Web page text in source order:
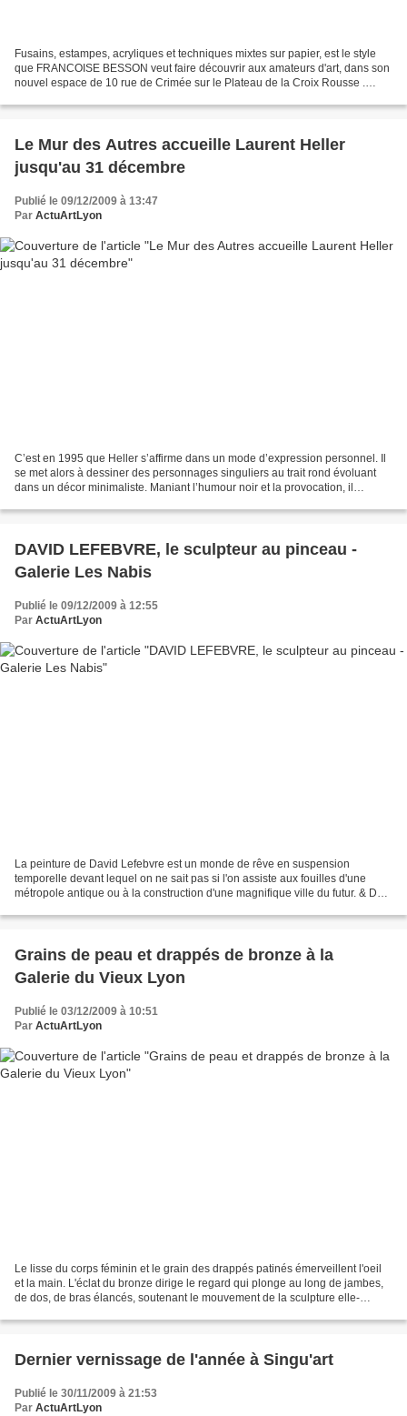
Fusains, estampes, acryliques et techniques mixtes sur papier, est le style
que FRANCOISE BESSON veut faire découvrir aux amateurs d'art, dans son
nouvel espace de 10 rue de Crimée sur le Plateau de la Croix Rousse .
Le Mur des Autres accueille Laurent Heller
jusqu'au 31 décembre
Publié le 09/12/2009 à 13:47
Par ActuArtLyon
C’est en 1995 que Heller s’affirme dans un mode d’expression personnel. Il
se met alors à dessiner des personnages singuliers au trait rond évoluant
dans un décor minimaliste. Maniant l’humour noir et la provocation, il
DAVID LEFEBVRE, le sculpteur au pinceau -
Galerie Les Nabis
Publié le 09/12/2009 à 12:55
Par ActuArtLyon
La peinture de David Lefebvre est un monde de rêve en suspension
temporelle devant lequel on ne sait pas si l'on assiste aux fouilles d'une
métropole antique ou à la construction d'une magnifique ville du futur. & De
Grains de peau et drappés de bronze à la
Galerie du Vieux Lyon
Publié le 03/12/2009 à 10:51
Par ActuArtLyon
Le lisse du corps féminin et le grain des drappés patinés émerveillent l'oeil
et la main. L'éclat du bronze dirige le regard qui plonge au long de jambes,
de dos, de bras élancés, soutenant le mouvement de la sculpture elle-
Dernier vernissage de l'année à Singu'art
Publié le 30/11/2009 à 21:53
Par ActuArtLyon